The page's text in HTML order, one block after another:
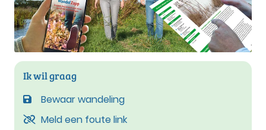
Ik wil graag
Bewaar wandeling
Meld een foute link